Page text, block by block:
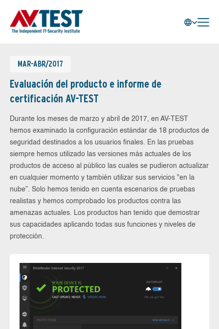
MAR-ABR/2017
Evaluación del producto e informe de
certificación AV-TEST
Durante los meses de marzo y abril de 2017, en AV-TEST
hemos examinado la configuración estándar de 18 productos de
seguridad destinados a los usuarios finales. En las pruebas
siempre hemos utilizado las versiones más actuales de los
productos de acceso al público las cuales se pudieron actualizar
en cualquier momento y también utilizar sus servicios "en la
nube”. Solo hemos tenido en cuenta escenarios de pruebas
realistas y hemos comprobado los productos contra las
amenazas actuales. Los productos han tenido que demostrar
sus capacidades aplicando todas sus funciones y niveles de
protección.